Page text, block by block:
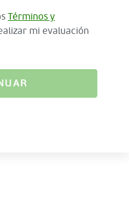
Términos y
mi evaluación